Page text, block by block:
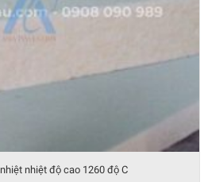
nhiệt độ cao 1260 độ C